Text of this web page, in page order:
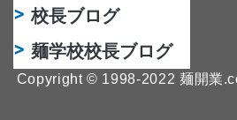
校長ブログ
麺学校校長ブログ
Copyright © 1998-2022 麺開業